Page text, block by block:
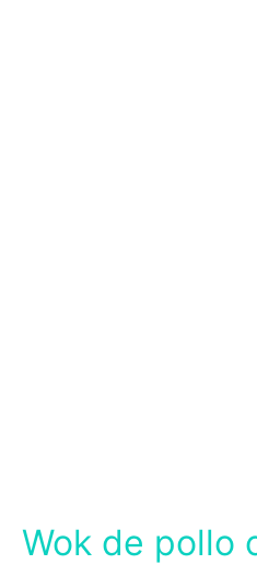
Wok de pollo